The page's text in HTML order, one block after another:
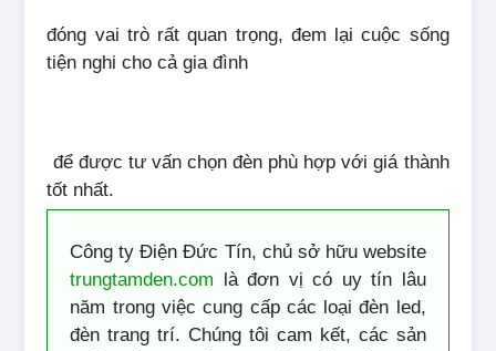
đóng vai trò rất quan trọng, đem lại cuộc sống
tiện nghi cho cả gia đình
để được tư vấn chọn đèn phù hợp với giá thành
tốt nhất.
Công ty Điện Đức Tín, chủ sở hữu website
trungtamden.com là đơn vị có uy tín lâu
năm trong việc cung cấp các loại đèn led,
đèn trang trí. Chúng tôi cam kết, các sản